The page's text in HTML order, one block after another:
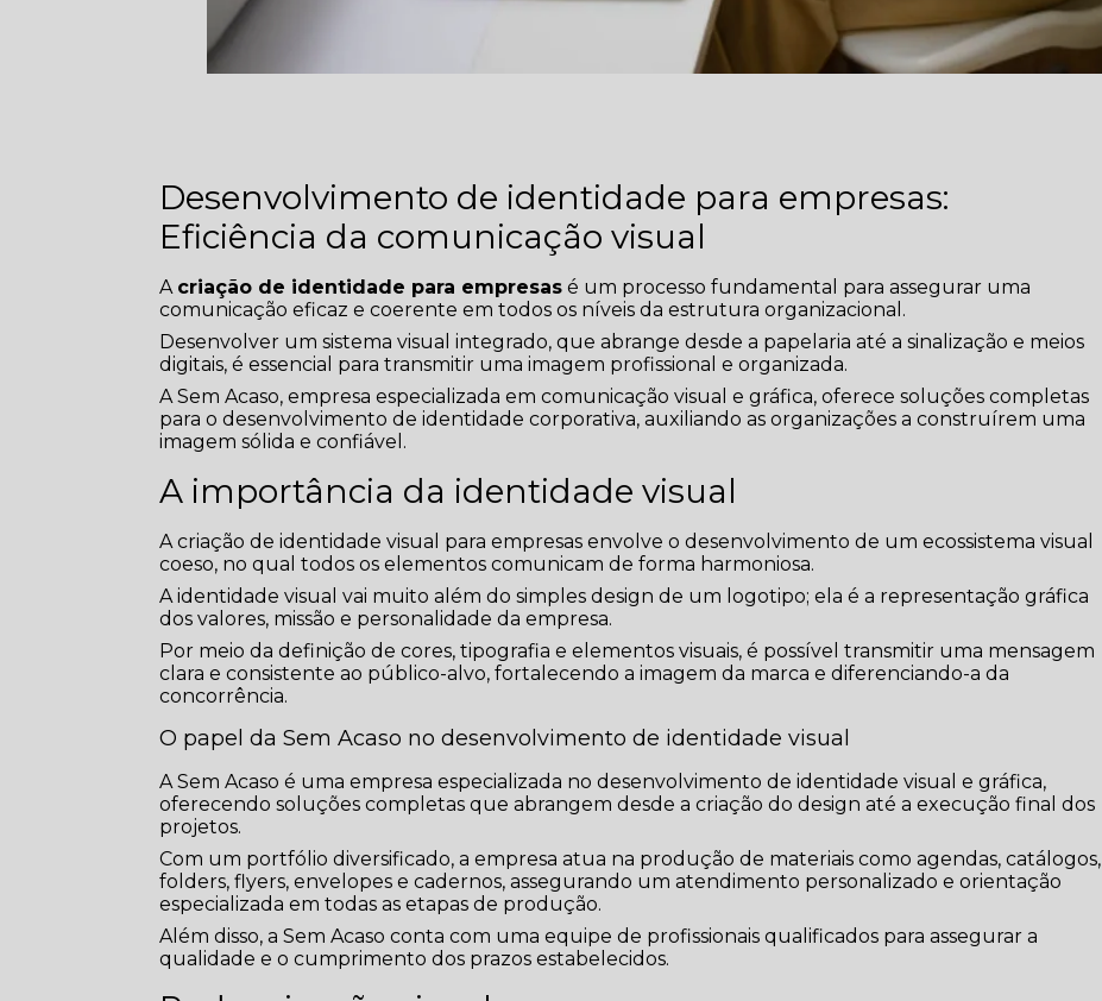
Desenvolvimento de identidade para empresas:
Eficiência da comunicação visual
A criação de identidade para empresas é um processo fundamental para assegurar uma
comunicação eficaz e coerente em todos os níveis da estrutura organizacional.
Desenvolver um sistema visual integrado, que abrange desde a papelaria até a sinalização e meios
digitais, é essencial para transmitir uma imagem profissional e organizada.
A Sem Acaso, empresa especializada em comunicação visual e gráfica, oferece soluções completas
para o desenvolvimento de identidade corporativa, auxiliando as organizações a construírem uma
imagem sólida e confiável.
A importância da identidade visual
A criação de identidade visual para empresas envolve o desenvolvimento de um ecossistema visual
coeso, no qual todos os elementos comunicam de forma harmoniosa.
A identidade visual vai muito além do simples design de um logotipo; ela é a representação gráfica
dos valores, missão e personalidade da empresa.
Por meio da definição de cores, tipografia e elementos visuais, é possível transmitir uma mensagem
clara e consistente ao público-alvo, fortalecendo a imagem da marca e diferenciando-a da
concorrência.
O papel da Sem Acaso no desenvolvimento de identidade visual
A Sem Acaso é uma empresa especializada no desenvolvimento de identidade visual e gráfica,
oferecendo soluções completas que abrangem desde a criação do design até a execução final dos
projetos.
Com um portfólio diversificado, a empresa atua na produção de materiais como agendas, catálogos,
folders, flyers, envelopes e cadernos, assegurando um atendimento personalizado e orientação
especializada em todas as etapas de produção.
Além disso, a Sem Acaso conta com uma equipe de profissionais qualificados para assegurar a
qualidade e o cumprimento dos prazos estabelecidos.